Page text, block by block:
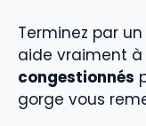
Terminez par
aide vraiment à
congestionnés
gorge vous